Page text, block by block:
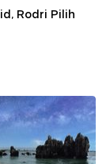
Rodri Pilih